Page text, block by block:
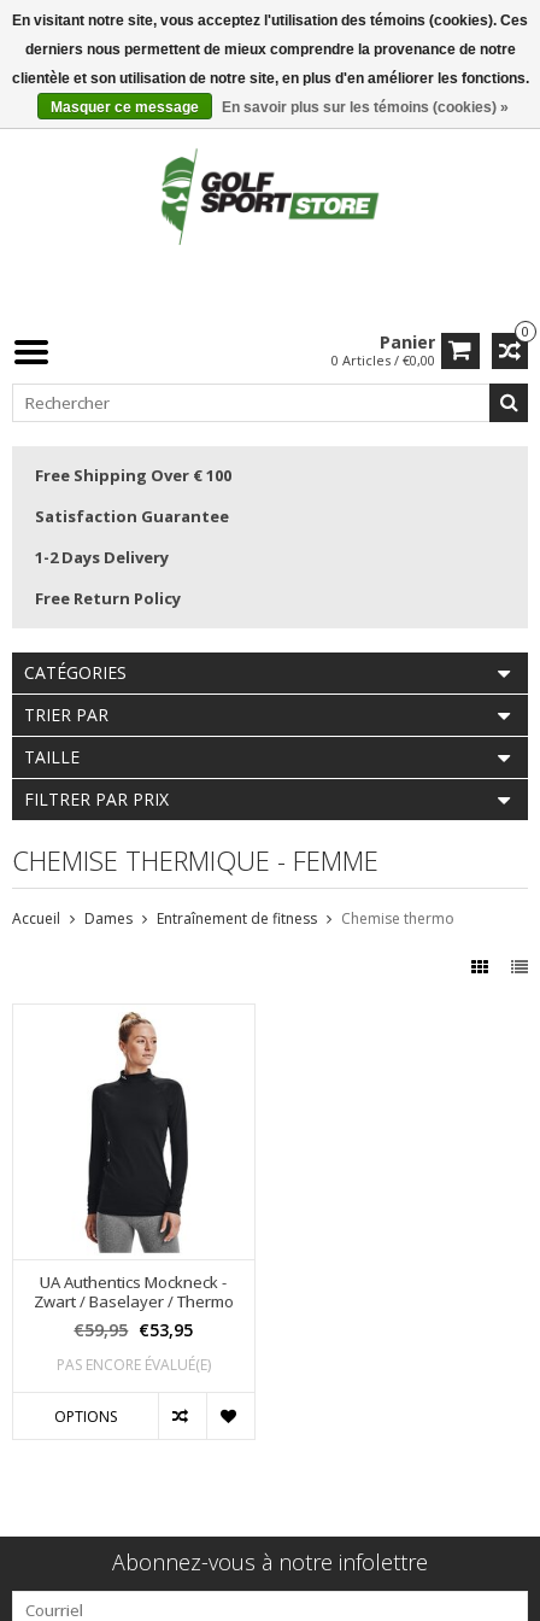
0
Panier
0 Articles / €0,00
Free Shipping Over € 100
Satisfaction Guarantee
1-2 Days Delivery
Free Return Policy
CATÉGORIES
TRIER PAR
TAILLE
FILTRER PAR PRIX
CHEMISE THERMIQUE - FEMME
Accueil Dames Entraînement de fitness Chemise thermo
UA Authentics Mockneck -
Zwart / Baselayer / Thermo
€59,95 €53,95
PAS ENCORE ÉVALUÉ(E)
OPTIONS
Abonnez-vous à notre infolettre
En visitant notre site, vous acceptez l'utilisation des témoins (cookies). Ces
derniers nous permettent de mieux comprendre la provenance de notre
clientèle et son utilisation de notre site, en plus d'en améliorer les fonctions.
Masquer ce message
En savoir plus sur les témoins (cookies) »